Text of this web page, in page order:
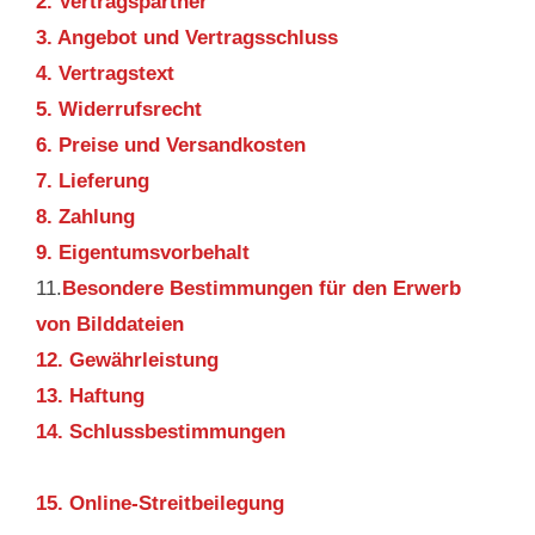
3. Angebot und Vertragsschluss
4. Vertragstext
5. Widerrufsrecht
6. Preise und Versandkosten
7. Lieferung
8. Zahlung
9. Eigentumsvorbehalt
11.Besondere Bestimmungen für den Erwerb
von Bilddateien
12. Gewährleistung
13. Haftung
14. Schlussbestimmungen
15. Online-Streitbeilegung